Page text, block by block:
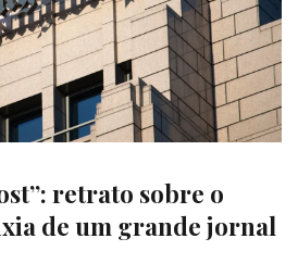
retrato sobre o
de um grande jornal